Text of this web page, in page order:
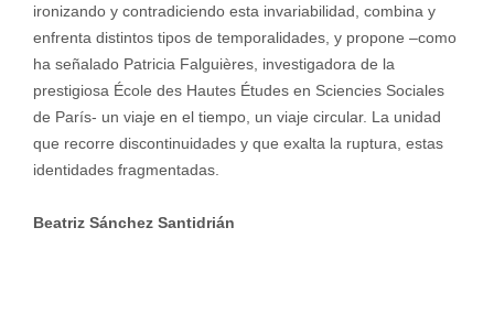
ironizando y contradiciendo esta invariabilidad, combina y
enfrenta distintos tipos de temporalidades, y propone –como
ha señalado Patricia Falguières, investigadora de la
prestigiosa École des Hautes Études en Sciencies Sociales
de París- un viaje en el tiempo, un viaje circular. La unidad
que recorre discontinuidades y que exalta la ruptura, estas
identidades fragmentadas.
Beatriz Sánchez Santidrián